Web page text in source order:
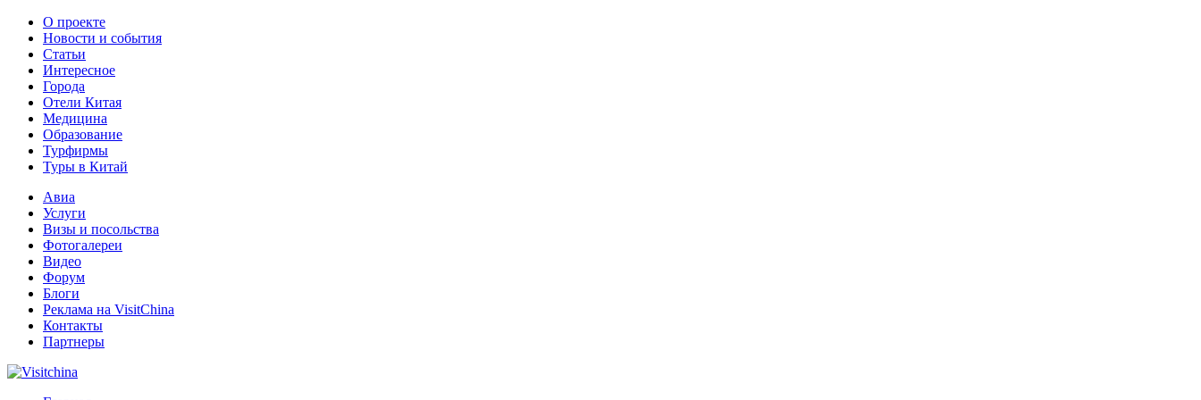
О проекте
Новости и события
Статьи
Интересное
Города
Отели Китая
Медицина
Образование
Турфирмы
Туры в Китай
Авиа
Услуги
Визы и посольства
Фотогалереи
Видео
Форум
Блоги
Реклама на VisitChina
Контакты
Партнеры